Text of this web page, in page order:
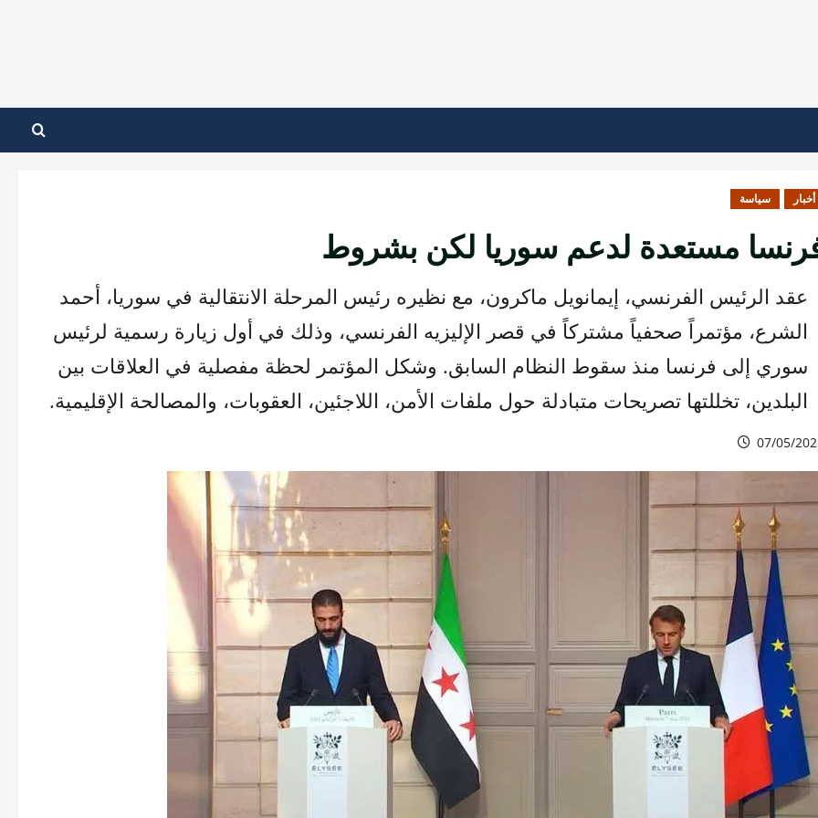
أخبار سياسة
مستعدة لدعم سوريا لكن بشروط
عقد الرئيس الفرنسي، إيمانويل ماكرون، مع نظيره رئيس المرحلة الانتقالية في سوريا، أحمد
الشرع، مؤتمراً صحفياً مشتركاً في قصر الإليزيه الفرنسي، وذلك في أول زيارة رسمية لرئيس
سوري إلى فرنسا منذ سقوط النظام السابق. وشكل المؤتمر لحظة مفصلية في العلاقات بين
البلدين، تخللتها تصريحات متبادلة حول ملفات الأمن، اللاجئين، العقوبات، والمصالحة الإقليمية.
07/05/